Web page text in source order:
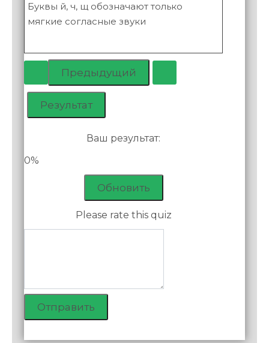
Буквы й, ч, щ обозначают только
мягкие согласные звуки
Ваш результат:
0%
Обновить
Please rate this quiz
Отправить